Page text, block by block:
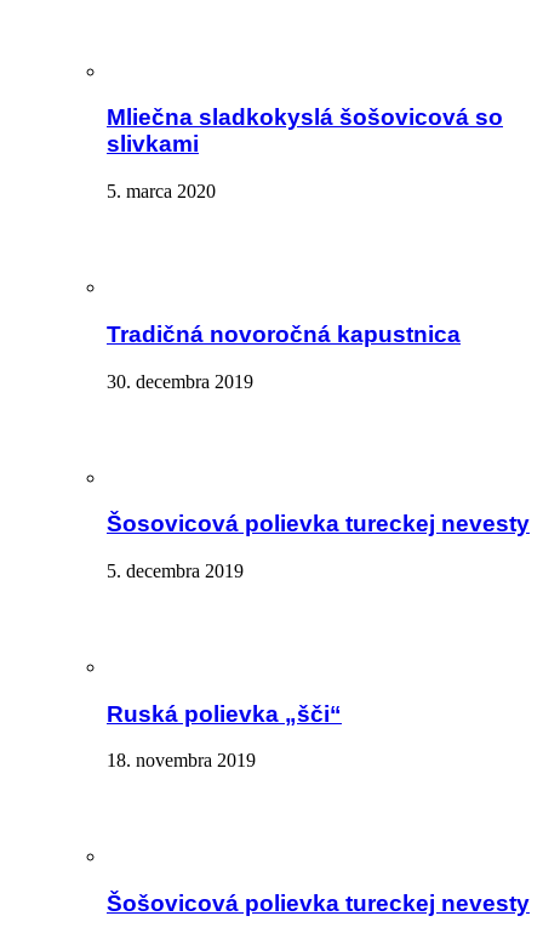
Mliečna sladkokyslá šošovicová so
slivkami
5. marca 2020
Tradičná novoročná kapustnica
30. decembra 2019
Šosovicová polievka tureckej nevesty
5. decembra 2019
Ruská polievka „šči“
18. novembra 2019
Šošovicová polievka tureckej nevesty